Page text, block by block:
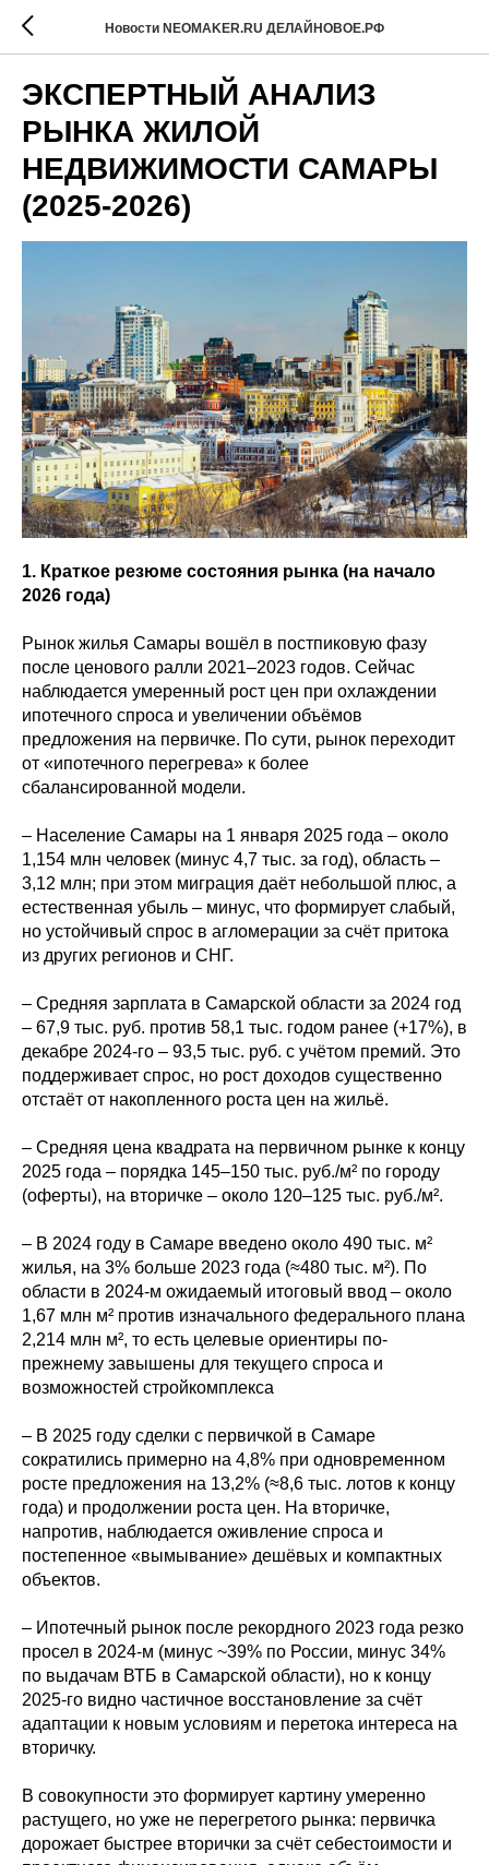
Новости NEOMAKER.RU ДЕЛАЙНОВОЕ.РФ
ЭКСПЕРТНЫЙ АНАЛИЗ
РЫНКА ЖИЛОЙ
НЕДВИЖИМОСТИ САМАРЫ
(2025-2026)
1. Краткое резюме состояния рынка (на начало
2026 года)
Рынок жилья Самары вошёл в постпиковую фазу
после ценового ралли 2021–2023 годов. Сейчас
наблюдается умеренный рост цен при охлаждении
ипотечного спроса и увеличении объёмов
предложения на первичке. По сути, рынок переходит
от «ипотечного перегрева» к более
сбалансированной модели.
– Население Самары на 1 января 2025 года – около
1,154 млн человек (минус 4,7 тыс. за год), область –
3,12 млн; при этом миграция даёт небольшой плюс, а
естественная убыль – минус, что формирует слабый,
но устойчивый спрос в агломерации за счёт притока
из других регионов и СНГ.
– Средняя зарплата в Самарской области за 2024 год
– 67,9 тыс. руб. против 58,1 тыс. годом ранее (+17%), в
декабре 2024-го – 93,5 тыс. руб. с учётом премий. Это
поддерживает спрос, но рост доходов существенно
отстаёт от накопленного роста цен на жильё.
– Средняя цена квадрата на первичном рынке к концу
2025 года – порядка 145–150 тыс. руб./м² по городу
(оферты), на вторичке – около 120–125 тыс. руб./м².
– В 2024 году в Самаре введено около 490 тыс. м²
жилья, на 3% больше 2023 года (≈480 тыс. м²). По
области в 2024-м ожидаемый итоговый ввод – около
1,67 млн м² против изначального федерального плана
2,214 млн м², то есть целевые ориентиры по-
прежнему завышены для текущего спроса и
возможностей стройкомплекса
– В 2025 году сделки с первичкой в Самаре
сократились примерно на 4,8% при одновременном
росте предложения на 13,2% (≈8,6 тыс. лотов к концу
года) и продолжении роста цен. На вторичке,
напротив, наблюдается оживление спроса и
постепенное «вымывание» дешёвых и компактных
объектов.
– Ипотечный рынок после рекордного 2023 года резко
просел в 2024-м (минус ~39% по России, минус 34%
по выдачам ВТБ в Самарской области), но к концу
2025-го видно частичное восстановление за счёт
адаптации к новым условиям и перетока интереса на
вторичку.
В совокупности это формирует картину умеренно
растущего, но уже не перегретого рынка: первичка
дорожает быстрее вторички за счёт себестоимости и